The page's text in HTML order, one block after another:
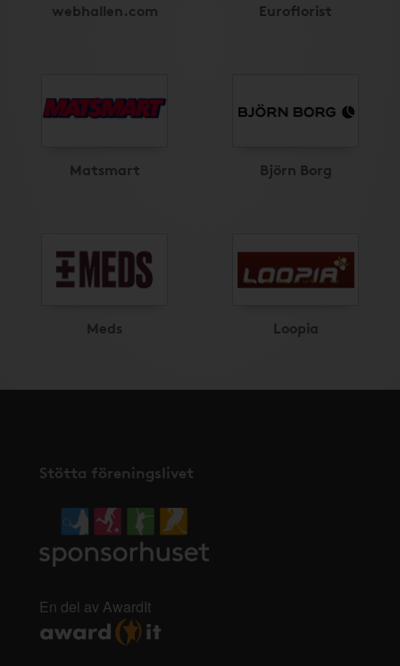
webhallen.com Euroflorist
Matsmart Björn Borg
Meds Loopia
Stötta föreningslivet
En del av AwardIt